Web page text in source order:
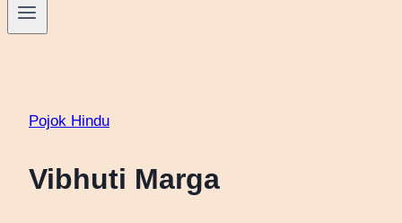
Pojok Hindu
Vibhuti Marga